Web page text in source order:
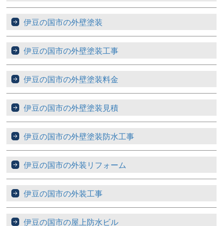
伊豆の国市の外壁塗装
伊豆の国市の外壁塗装工事
伊豆の国市の外壁塗装料金
伊豆の国市の外壁塗装見積
伊豆の国市の外壁塗装防水工事
伊豆の国市の外装リフォーム
伊豆の国市の外装工事
伊豆の国市の屋上防水ビル